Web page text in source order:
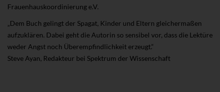
Frauenhauskoordinierung e.V.
„Dem Buch gelingt der Spagat, Kinder und Eltern gleichermaßen
aufzuklären. Dabei geht die Autorin so sensibel vor, dass die Lektüre
weder Angst noch Überempfindlichkeit erzeugt.“
Steve Ayan, Redakteur bei Spektrum der Wissenschaft